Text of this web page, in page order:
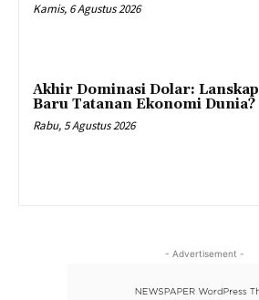
Kamis, 6 Agustus 2026
Akhir Dominasi Dolar: Lanskap
Baru Tatanan Ekonomi Dunia?
Rabu, 5 Agustus 2026
- Advertisement -